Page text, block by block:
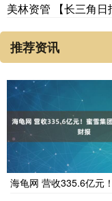
美林资管 【长三角
推荐资讯
海龟网 营收335.6亿元